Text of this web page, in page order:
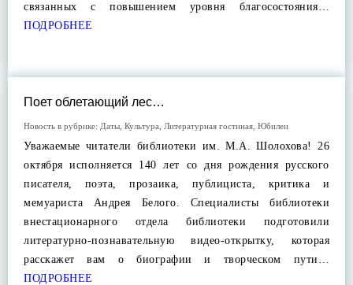
связанных с повышением уровня благосостояния…
ПОДРОБНЕЕ
Поет облетающий лес…
Новость в рубрике: Даты Культура Литературная гостиная Юбилеи
Уважаемые читатели библиотеки им. М.А. Шолохова! 26
октября исполняется 140 лет со дня рождения русского
писателя, поэта, прозаика, публициста, критика и
мемуариста Андрея Белого. Специалисты библиотеки
внестационарного отдела библиотеки подготовили
литературно-познавательную видео-открытку, которая
расскажет вам о биографии и творческом пути…
ПОДРОБНЕЕ